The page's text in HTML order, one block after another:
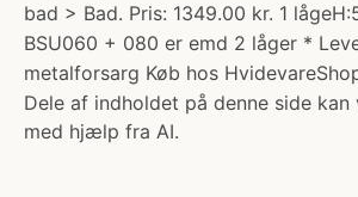
bad > Bad. Pris: 1349.00 kr. 1
BSU060 + 080 er emd 2 låger *
metalforsarg Køb hos
Dele af indholdet på denne side
med hjælp fra AI.